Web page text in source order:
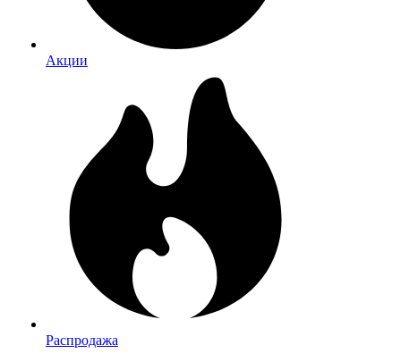
Акции
Распродажа